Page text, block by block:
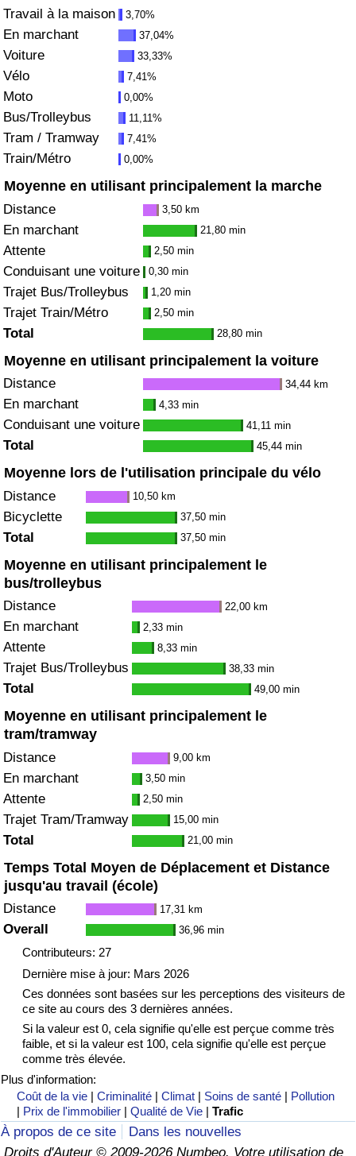
Travail à la maison 3,70%
En marchant 37,04%
Voiture 33,33%
Vélo 7,41%
Moto 0,00%
Bus/Trolleybus 11,11%
Tram / Tramway 7,41%
Train/Métro 0,00%
Moyenne en utilisant principalement la marche
Distance 3,50 km
En marchant 21,80 min
Attente 2,50 min
Conduisant une voiture 0,30 min
Trajet Bus/Trolleybus 1,20 min
Trajet Train/Métro 2,50 min
Total 28,80 min
Moyenne en utilisant principalement la voiture
Distance 34,44 km
En marchant 4,33 min
Conduisant une voiture 41,11 min
Total 45,44 min
Moyenne lors de l'utilisation principale du vélo
Distance 10,50 km
Bicyclette 37,50 min
Total 37,50 min
Moyenne en utilisant principalement le
bus/trolleybus
Distance 22,00 km
En marchant 2,33 min
Attente 8,33 min
Trajet Bus/Trolleybus 38,33 min
Total 49,00 min
Moyenne en utilisant principalement le
tram/tramway
Distance 9,00 km
En marchant 3,50 min
Attente 2,50 min
Trajet Tram/Tramway 15,00 min
Total 21,00 min
Temps Total Moyen de Déplacement et Distance
jusqu'au travail (école)
Distance 17,31 km
Overall 36,96 min
Contributeurs: 27
Dernière mise à jour: Mars 2026
Ces données sont basées sur les perceptions des visiteurs de
ce site au cours des 3 dernières années.
Si la valeur est 0, cela signifie qu'elle est perçue comme très
faible, et si la valeur est 100, cela signifie qu'elle est perçue
comme très élevée.
Plus d'information:
Coût de la vie |Criminalité |Climat | Soins de santé | Pollution
| Prix de l'immobilier |Qualité de Vie |Trafic
À propos de ce site
Dans les nouvelles
Droits d'Auteur © 2009-2026 Numbeo. Votre utilisation de
Indice de Pollution par Pays
Trafic
Indice de Trafic
Indice de Trafic (Actuel)
Indice de Trafic par Pays